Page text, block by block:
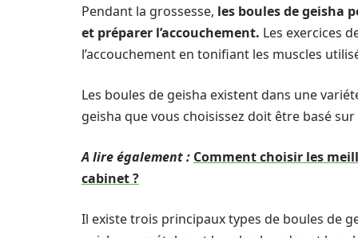
Pendant la grossesse, les boules de geisha
et préparer l’accouchement. Les exercices
l’accouchement en tonifiant les muscles
Les boules de geisha existent dans une
geisha que vous choisissez doit être basé
A lire également : Comment choisir les
cabinet ?
Il existe trois principaux types de boules de